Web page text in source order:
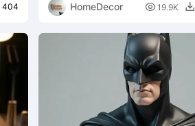
404
HomeDecor
 19.9K 